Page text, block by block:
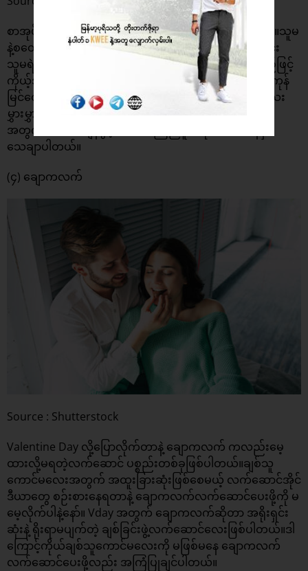
စာအုပ်ဆိုတာ ရိုးရိုးတန်းတန်းစာအုပ်မျိုးတော့ မဟုတ်ပါဘူး။သူမ
နဲ့စတွေ့တဲ့ Date လေးတွေ သူမကို ဘယ်လောက်ချစ်ကြောင်း
သူမရဲ့ဘယ်အရာလေး တွေကချစ်ဖို့ကောင်းကြောင်း စသည်ဖြင့်
ကိုယ့်အချစ်တွေအားလုံးကို သူမအနေနဲ့ တစ်နေရာထဲမှာ အကုန်
မြင်တွေနိုင်အောင် ချရေးထားတဲ့စာအုပ်မျိုးပါ။ ဒီလိုသေးသေး
မွှားမွှားလေးကအစ မှတ်စုရေးထားတဲ့ စာအုပ်လေးကသူမ
အတွက် ဘယ်အချိန်ဖွင့်ဖတ်ဖတ်ကြည်နူးစရာကောင်းနေမှာ
သေချာပါတယ်။
(၄) ချောကလက်
Source : Shutterstock
Valentine Day လို့ပြောလိုက်တာနဲ့ ချောကလက် ကလည်းမေ့
ထားလို့မရတဲ့လက်ဆောင် ပစ္စည်းတစ်ခုဖြစ်ပါတယ်။ချစ်သူ
ကောင်မလေးအတွက် အထူးခြားဆုံးဖြစ်စေမယ့် လက်ဆောင်အိုင်
ဒီယာတွေ စဉ်းစားနေရတာနဲ့ ချောကလက်လက်ဆောင်ပေးဖို့ကို မ
မေ့လိုက်ပါနဲ့နော်။ Vday အတွက် ချောကလက်ဆိုတာ အရိုးရှင်း
ဆုံးနဲ့ ရိုးရာမပျက်တဲ့ ချစ်ခြင်းဖွဲ့လက်ဆောင်လေးဖြစ်ပါတယ်။ဒါ
ကြောင့်ကိုယ်ချစ်သူကောင်မလေးကို မဖြစ်မနေ ချောကလက်
လက်ဆောင်ပေးဖို့လည်း အကြံပြုချင်ပါတယ်။